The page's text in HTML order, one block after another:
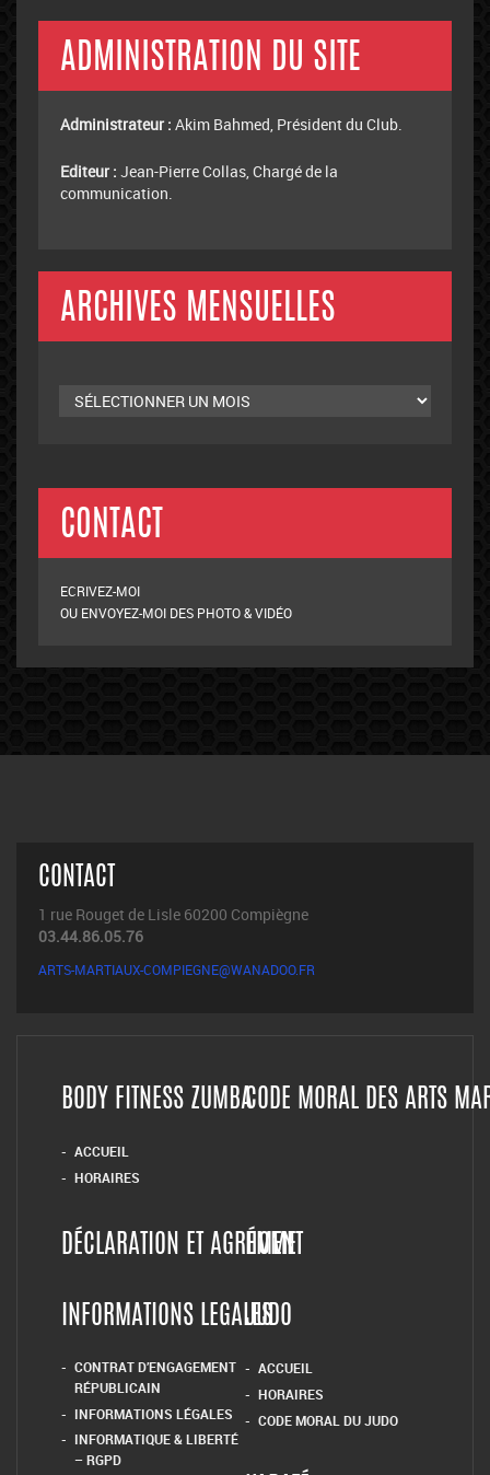
ADMINISTRATION DU SITE
Administrateur : Akim Bahmed, Président du Club.
Editeur : Jean-Pierre Collas, Chargé de la
communication.
ARCHIVES MENSUELLES
CONTACT
ECRIVEZ-MOI
OU ENVOYEZ-MOI DES PHOTO & VIDÉO
CONTACT
1 rue Rouget de Lisle 60200 Compiègne
03.44.86.05.76
ARTS-MARTIAUX-COMPIEGNE@WANADOO.FR
BODY FITNESS ZUMBA
ACCUEIL
HORAIRES
CODE MORAL DES ARTS
DÉCLARATION ET AGRÉMENT
HOME
INFORMATIONS LEGALES
CONTRAT D’ENGAGEMENT
RÉPUBLICAIN
INFORMATIONS LÉGALES
INFORMATIQUE & LIBERTÉ
– RGPD
JUDO
ACCUEIL
HORAIRES
CODE MORAL DU JUDO